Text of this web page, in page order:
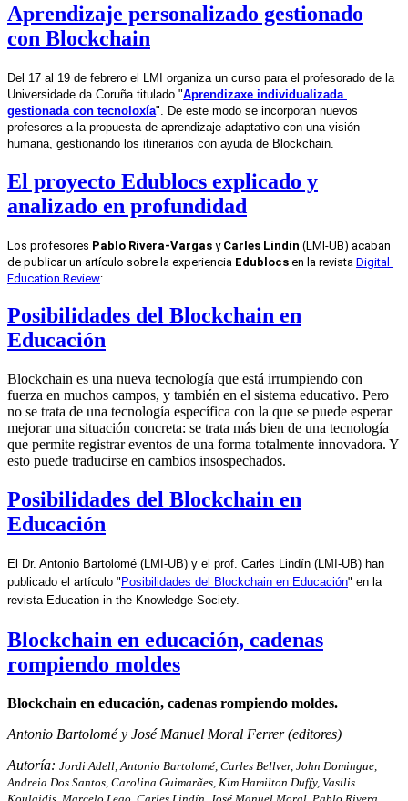
Aprendizaje personalizado gestionado
con Blockchain
Del 17 al 19 de febrero el LMI organiza un curso para el profesorado de la
Universidade da Coruña titulado "Aprendizaxe individualizada
gestionada con tecnoloxía". De este modo se incorporan nuevos
profesores a la propuesta de aprendizaje adaptativo con una visión
humana, gestionando los itinerarios con ayuda de Blockchain.
El proyecto Edublocs explicado y
analizado en profundidad
Los profesores Pablo Rivera-Vargas y Carles Lindín (LMI-UB) acaban
de publicar un artículo sobre la experiencia Edublocs en la revista Digital
Education Review:
Posibilidades del Blockchain en
Educación
Blockchain es una nueva tecnología que está irrumpiendo con
fuerza en muchos campos, y también en el sistema educativo. Pero
no se trata de una tecnología específica con la que se puede esperar
mejorar una situación concreta: se trata más bien de una tecnología
que permite registrar eventos de una forma totalmente innovadora. Y
esto puede traducirse en cambios insospechados.
Posibilidades del Blockchain en
Educación
El Dr. Antonio Bartolomé (LMI-UB) y el prof. Carles Lindín (LMI-UB) han
publicado el artículo " Posibilidades del Blockchain en Educación" en la
revista Education in the Knowledge Society.
Blockchain en educación, cadenas
rompiendo moldes
Blockchain en educación, cadenas rompiendo moldes.
Antonio Bartolomé y José Manuel Moral Ferrer (editores)
Autoría: Jordi Adell, Antonio Bartolomé, Carles Bellver, John Domingue,
Andreia Dos Santos, Carolina Guimarães, Kim Hamilton Duffy, Vasilis